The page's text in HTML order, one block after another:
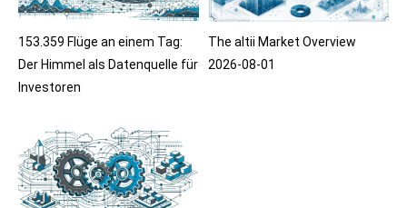
153.359 Flüge an einem Tag:
Der Himmel als Datenquelle für
Investoren
The altii Market Overview
2026-08-01